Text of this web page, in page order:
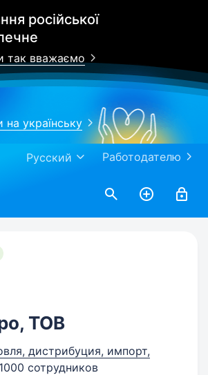
російської
так вважаємо
на українську
Работодателю
Русский
ТОВ
дистрибуция, импорт,
сотрудников